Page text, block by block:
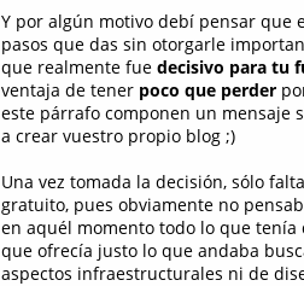
Y por algún motivo debí pensar que
pasos que das sin otorgarle
que realmente fue decisivo para tu
ventaja de tener poco que perder
este párrafo componen un mensaje
a crear vuestro propio blog ;)
Una vez tomada la decisión, sólo
gratuito, pues obviamente no
en aquél momento todo lo que
que ofrecía justo lo que andaba
aspectos infraestructurales ni de